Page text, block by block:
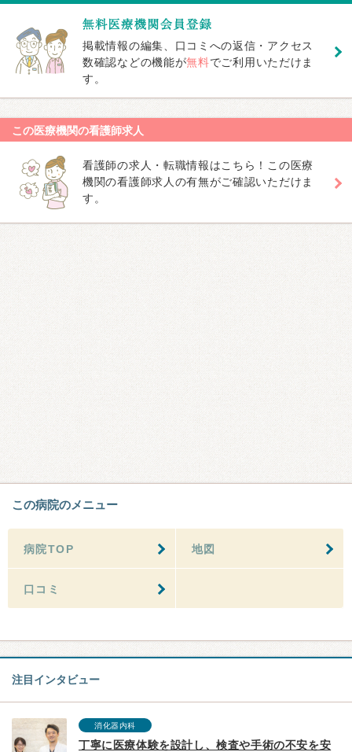
掲載情報の編集、口コミへの返信・アクセス
数確認などの機能が無料でご利用いただけま
す。
この医療機関の看護師求人
看護師の求人・転職情報はこちら！この医療
機関の看護師求人の有無がご確認いただけま
す。
この病院のメニュー
病院TOP 地図
口コミ
注目インタビュー
消化器内科
丁寧に医療体験を設計し、検査や手術の不安を安